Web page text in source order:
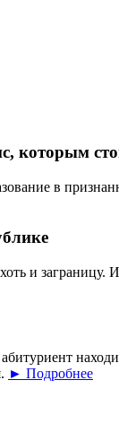
которым
в
и
абитуриент
► Подробнее